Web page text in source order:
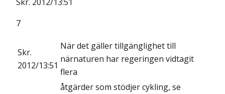
7
Skr.
2012/13:51
När det gäller tillgänglighet till
närnaturen har regeringen vidtagit
flera
åtgärder som stödjer cykling, se